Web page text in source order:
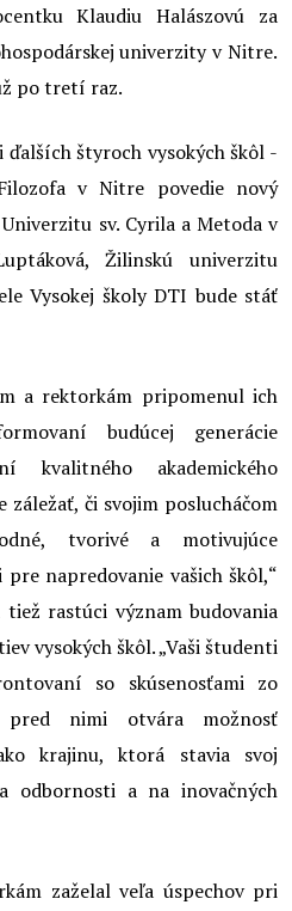
Klaudiu Halászovú za
univerzity v Nitre.
po tretí raz.
štyroch vysokých škôl -
v Nitre povedie nový
sv. Cyrila a Metoda v
Žilinskú univerzitu
Vysokej školy DTI bude stáť
a rektorkám pripomenul ich
budúcej generácie
kvalitného akademického
záležať, či svojim poslucháčom
tvorivé a motivujúce
napredovanie vašich škôl,“
rastúci význam budovania
vysokých škôl. „Vaši študenti
so skúsenosťami zo
nimi otvára možnosť
krajinu, ktorá stavia svoj
odbornosti a na inovačných
zaželal veľa úspechov pri